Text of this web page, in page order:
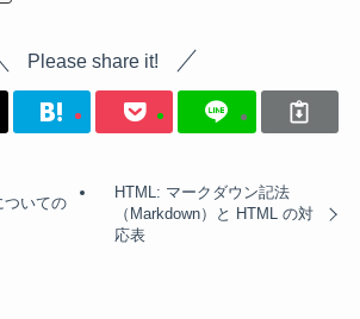
Please share it!
ついての
HTML: マークダウン記法
（Markdown）と HTML の対
応表